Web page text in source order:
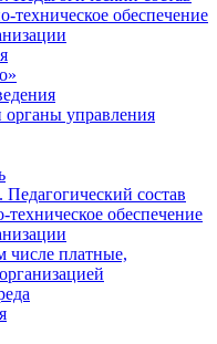
обеспечение
управления
состав
обеспечение
числе платные,